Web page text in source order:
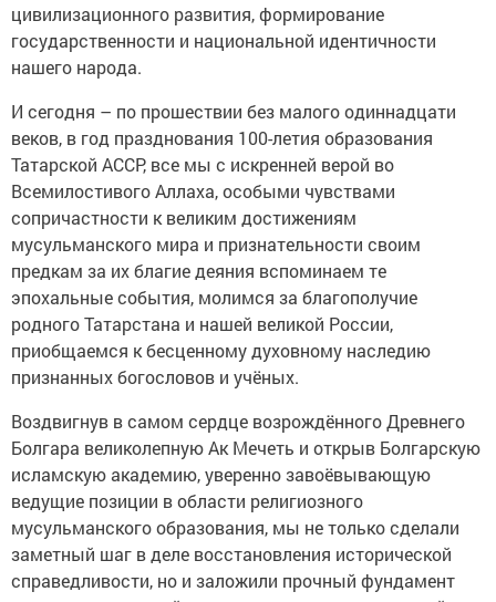
цивилизационного развития, формирование
государственности и национальной идентичности
нашего народа.
И сегодня – по прошествии без малого одиннадцати
веков, в год празднования 100-летия образования
Татарской АССР, все мы с искренней верой во
Всемилостивого Аллаха, особыми чувствами
сопричастности к великим достижениям
мусульманского мира и признательности своим
предкам за их благие деяния вспоминаем те
эпохальные события, молимся за благополучие
родного Татарстана и нашей великой России,
приобщаемся к бесценному духовному наследию
признанных богословов и учёных.
Воздвигнув в самом сердце возрождённого Древнего
Болгара великолепную Ак Мечеть и открыв Болгарскую
исламскую академию, уверенно завоёвывающую
ведущие позиции в области религиозного
мусульманского образования, мы не только сделали
заметный шаг в деле восстановления исторической
справедливости, но и заложили прочный фундамент